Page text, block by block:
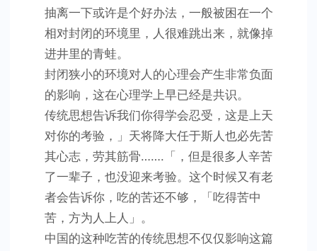
抽离一下或许是个好办法，一般被困在一个
相对封闭的环境里，人很难跳出来，就像掉
进井里的青蛙。
封闭狭小的环境对人的心理会产生非常负面
的影响，这在心理学上早已经是共识。
传统思想告诉我们你得学会忍受，这是上天
对你的考验，」天将降大任于斯人也必先苦
其心志，劳其筋骨…….「，但是很多人辛苦
了一辈子，也没迎来考验。这个时候又有老
者会告诉你，吃的苦还不够，「吃得苦中
苦，方为人上人」。
中国的这种吃苦的传统思想不仅仅影响这篇